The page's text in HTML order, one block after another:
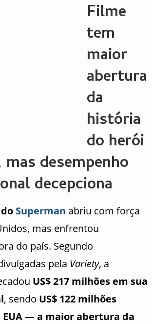
Filme
tem
maior
abertura
da
história
do herói
mas desempenho
decepciona
do Superman abriu com força
mas enfrentou
do país. Segundo
pela Variety, a
US$ 217 milhões em sua
, sendo US$ 122 milhões
—a maior abertura da